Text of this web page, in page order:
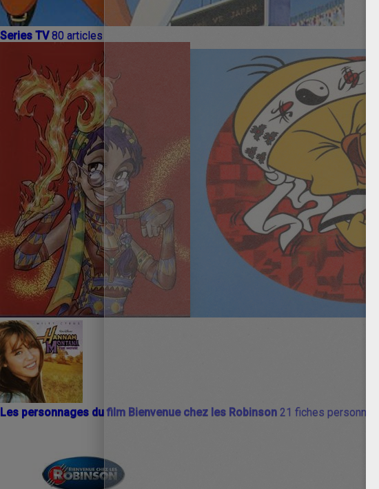
Series TV 80 articles
Les personnages du film Bienvenue chez les Robinson 21 fiches personnage